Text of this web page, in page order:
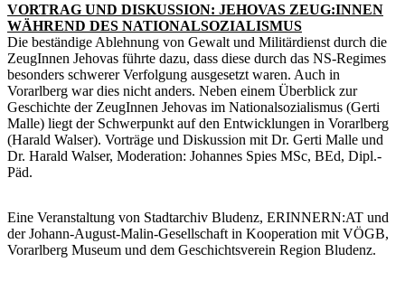
VORTRAG UND DISKUSSION: JEHOVAS ZEUG:INNEN
WÄHREND DES NATIONALSOZIALISMUS
Die beständige Ablehnung von Gewalt und Militärdienst durch die
ZeugInnen Jehovas führte dazu, dass diese durch das NS-Regimes
besonders schwerer Verfolgung ausgesetzt waren. Auch in
Vorarlberg war dies nicht anders. Neben einem Überblick zur
Geschichte der ZeugInnen Jehovas im Nationalsozialismus (Gerti
Malle) liegt der Schwerpunkt auf den Entwicklungen in Vorarlberg
(Harald Walser). Vorträge und Diskussion mit Dr. Gerti Malle und
Dr. Harald Walser, Moderation: Johannes Spies MSc, BEd, Dipl.-
Päd.
Eine Veranstaltung von Stadtarchiv Bludenz, ERINNERN:AT und
der Johann-August-Malin-Gesellschaft in Kooperation mit VÖGB,
Vorarlberg Museum und dem Geschichtsverein Region Bludenz.